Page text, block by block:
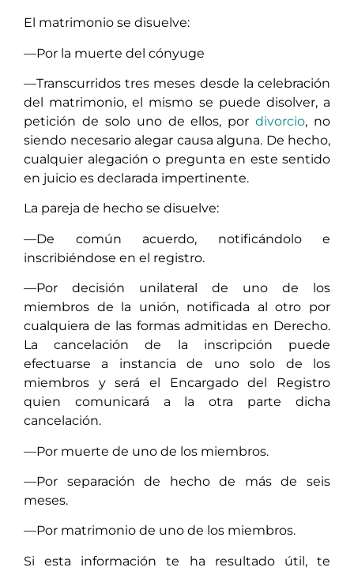
El matrimonio se disuelve:
—Por la muerte del cónyuge
—Transcurridos tres meses desde la celebración
del matrimonio, el mismo se puede disolver, a
petición de solo uno de ellos, pordivorcio, no
siendo necesario alegar causa alguna. De hecho,
cualquier alegación o pregunta en este sentido
en juicio es declarada impertinente.
La pareja de hecho se disuelve:
—De común acuerdo, notificándolo e
inscribiéndose en el registro.
—Por decisión unilateral de uno de los
miembros de la unión, notificada al otro por
cualquiera de las formas admitidas en Derecho.
La cancelación de la inscripción puede
efectuarse a instancia de uno solo de los
miembros y será el Encargado del Registro
quien comunicará a la otra parte dicha
cancelación.
—Por muerte de uno de los miembros.
—Por separación de hecho de más de seis
meses.
—Por matrimonio de uno de los miembros.
Si esta información te ha resultado útil, te